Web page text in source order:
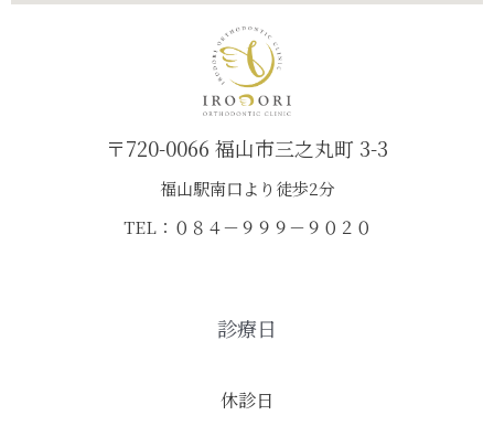
〒720-0066 福山市三之丸町 3-3
福山駅南口より徒歩2分
TEL：０８４－９９９－９０２０
診療日
休診日